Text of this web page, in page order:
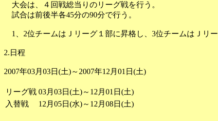
大会は、４回戦総当りのリーグ戦を行う。
試合は前後半各45分の90分で行う。
1、2位チームはＪリーグ１部に昇格し、3位チームはＪリ
2.日程
2007年03月03日(土)～2007年12月01日(土)
リーグ戦 03月03日(土)～12月01日(土)
入替戦
12月05日(水)～12月08日(土)